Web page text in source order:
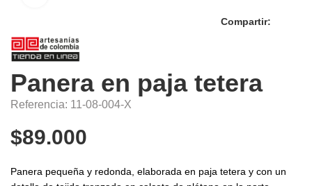
Panera en paja tetera
Referencia: 11-08-004-X
$89.000
Panera pequeña y redonda, elaborada en paja tetera y con un
Compartir: